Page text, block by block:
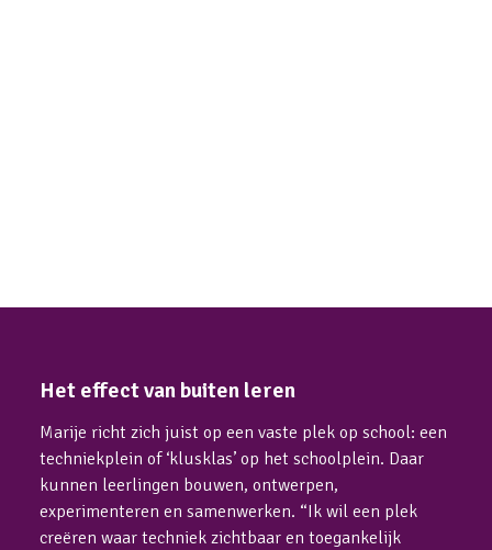
Het effect van buiten leren
Marije richt zich juist op een vaste plek op school: een
techniekplein of ‘klusklas’ op het schoolplein. Daar
kunnen leerlingen bouwen, ontwerpen,
experimenteren en samenwerken. “Ik wil een plek
creëren waar techniek zichtbaar en toegankelijk